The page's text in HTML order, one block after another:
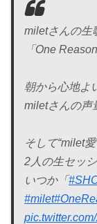
miletさんの生
「One
朝から心地よ
miletさんの声
そして“milet
2人の生セッ
いつか「
#milet